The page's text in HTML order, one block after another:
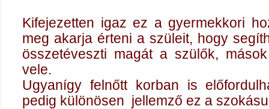
Kifejezetten igaz ez a gyermekkori
meg akarja érteni a szüleit, hogy
összetéveszti magát a szülők,
vele.
Ugyanígy felnőtt korban is
pedig különösen jellemző ez a